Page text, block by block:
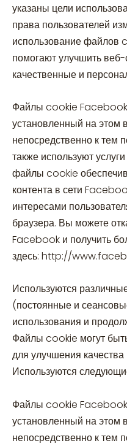
указаны цели
права пользователей
использование
помогают улучшить
качественные и
Файлы cookie
установленный на этом
непосредственно к тем
также используют
файлы cookie
контента в сети
интересами
браузера. Вы можете
Facebook и получить
здесь: http://
Используются
(постоянные и
использования и
Файлы cookie могут
для улучшения качества
Используются
Файлы cookie
установленный на этом
непосредственно к тем